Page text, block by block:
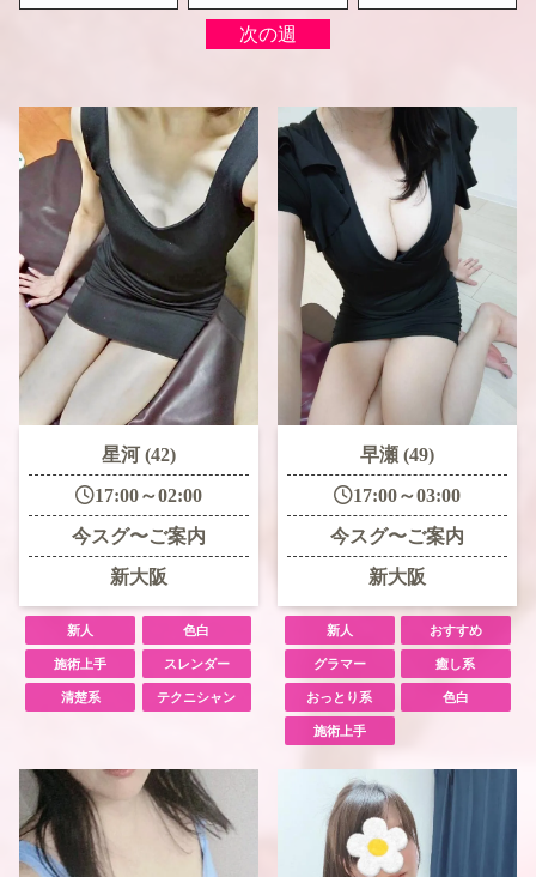
次の週
星河 (42)
17:00～02:00
今スグ〜ご案内
新大阪
新人 色白
施術上手 スレンダー
清楚系 テクニシャン
早瀬 (49)
17:00～03:00
今スグ〜ご案内
新大阪
新人 おすすめ
グラマー 癒し系
おっとり系 色白
施術上手